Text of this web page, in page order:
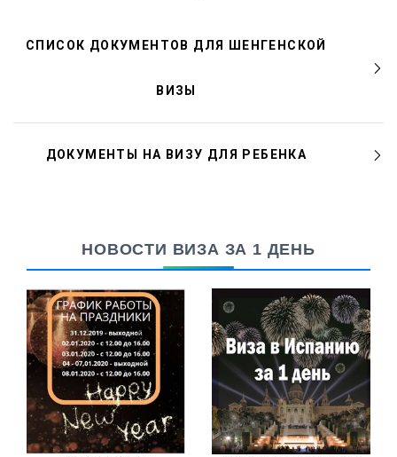
СПИСОК ДОКУМЕНТОВ ДЛЯ ШЕНГЕНСКОЙ
ВИЗЫ
ДОКУМЕНТЫ НА ВИЗУ ДЛЯ РЕБЕНКА
НОВОСТИ ВИЗА ЗА 1 ДЕНЬ